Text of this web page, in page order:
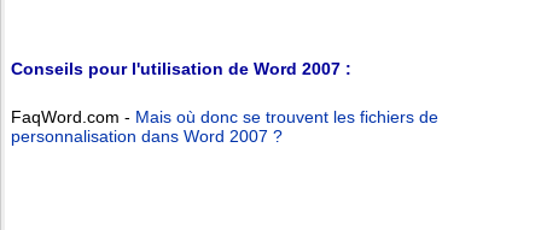
Conseils pour l'utilisation de Word 2007 :
FaqWord.com - Mais où donc se trouvent les fichiers de
personnalisation dans Word 2007 ?